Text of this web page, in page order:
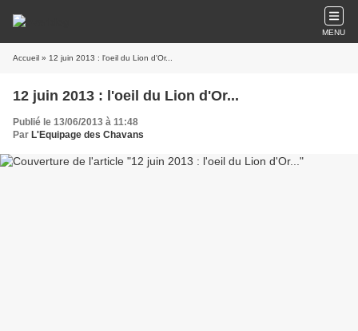
MENU
Accueil » 12 juin 2013 : l'oeil du Lion d'Or...
12 juin 2013 : l'oeil du Lion d'Or...
Publié le 13/06/2013 à 11:48
Par L'Equipage des Chavans